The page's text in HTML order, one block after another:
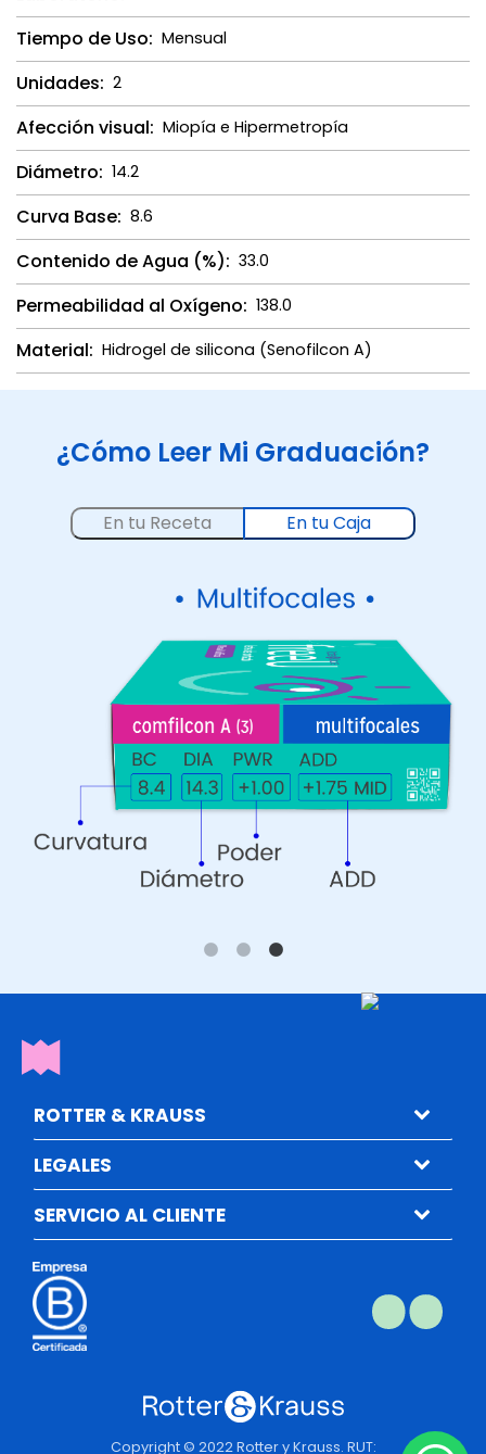
Tiempo de Uso: Mensual
Unidades: 2
Afección visual: Miopía e Hipermetropía
Diámetro: 14.2
Curva Base: 8.6
Contenido de Agua (%): 33.0
Permeabilidad al Oxígeno: 138.0
Material: Hidrogel de silicona (Senofilcon A)
¿Cómo Leer Mi Graduación?
En tu Receta En tu Caja
ROTTER & KRAUSS
LEGALES
SERVICIO AL CLIENTE
Copyright © 2022 Rotter y Krauss. RUT: